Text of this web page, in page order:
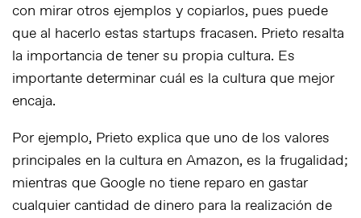
con mirar otros ejemplos y copiarlos, pues puede
que al hacerlo estas startups fracasen. Prieto resalta
la importancia de tener su propia cultura. Es
importante determinar cuál es la cultura que mejor
encaja.
Por ejemplo, Prieto explica que uno de los valores
principales en la cultura en Amazon, es la frugalidad;
mientras que Google no tiene reparo en gastar
cualquier cantidad de dinero para la realización de